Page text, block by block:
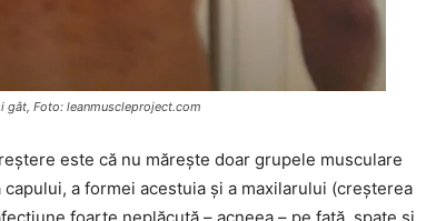
gât, Foto: leanmuscleproject.com
este că nu mărește doar grupele musculare
a formei acestuia și a maxilarului (creșterea